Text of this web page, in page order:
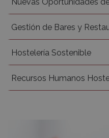
Gestión de Bares y
Hostelería Sostenible
Recursos Humanos